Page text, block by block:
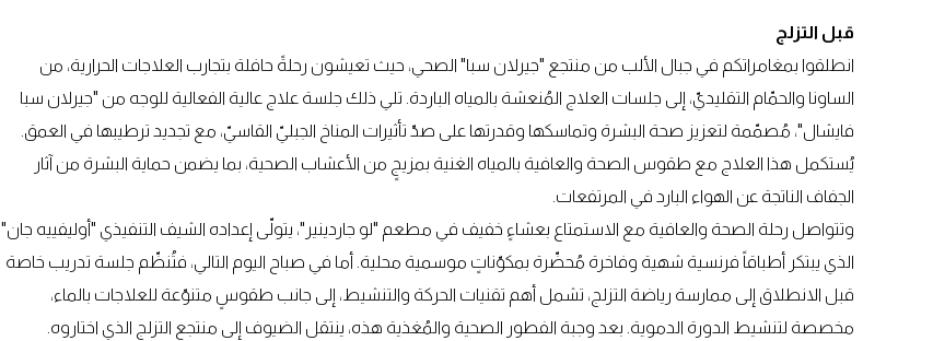
قبل التزلج
انطلقوا بمغامراتكم في جبال الألب من منتجع "جيرلان سبا" الصحي، حيث تعيشون رحلةً حافلة بتجارب العلاجات الحرارية، من
الساونا والحمّام التقليديّ، إلى جلسات العلاج المُنعشة بالمياه الباردة. تلي ذلك جلسة علاج عالية الفعالية للوجه من "جيرلان سبا
فايشال"، مُصمّمة لتعزيز صحة البشرة وتماسكها وقدرتها على صدّ تأثيرات المناخ الجبليّ القاسيّ، مع تجديد ترطيبها في العمق.
يُستكمل هذا العلاج مع طقوس الصحة والعافية بالمياه الغنية بمزيجٍ من الأعشاب الصحية، بما يضمن حماية البشرة من آثار
الجفاف الناتجة عن الهواء البارد في المرتفعات.
وتتواصل رحلة الصحة والعافية مع الاستمتاع بعشاءٍ خفيف في مطعم "لو جاردينير"، يتولّى إعداده الشيف التنفيذي "أوليفييه جان"
الذي يبتكر أطباقاً فرنسية شهية وفاخرة مُحضّرة بمكوّناتٍ موسمية محلية. أما في صباح اليوم التالي، فتُنظّم جلسة تدريب خاصة
قبل الانطلاق إلى ممارسة رياضة التزلج، تشمل أهم تقنيات الحركة والتنشيط، إلى جانب طقوسٍ متنوّعة للعلاجات بالماء،
مخصصة لتنشيط الدورة الدموية. بعد وجبة الفطور الصحية والمُغذية هذه، ينتقل الضيوف إلى منتجع التزلج الذي اختاروه.